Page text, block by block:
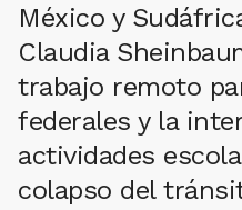
México y
Claudia
trabajo remoto
federales y la
actividades
colapso del